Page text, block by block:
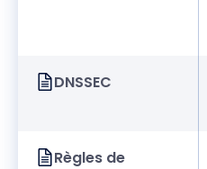
DNSSEC
Règles de